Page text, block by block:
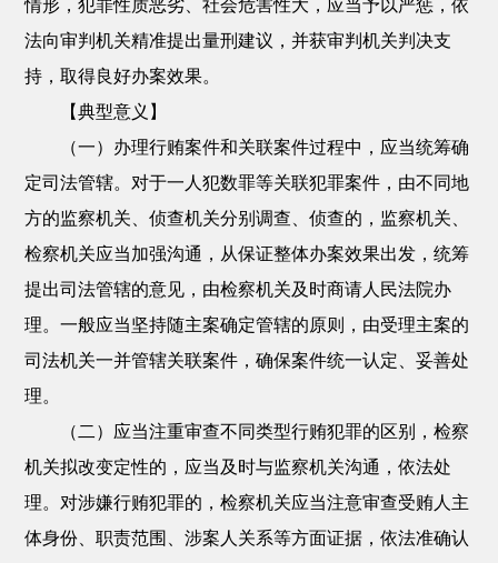
情形，犯罪性质恶劣、社会危害性大，应当予以严惩，依
法向审判机关精准提出量刑建议，并获审判机关判决支
持，取得良好办案效果。
【典型意义】
（一）办理行贿案件和关联案件过程中，应当统筹确
定司法管辖。对于一人犯数罪等关联犯罪案件，由不同地
方的监察机关、侦查机关分别调查、侦查的，监察机关、
检察机关应当加强沟通，从保证整体办案效果出发，统筹
提出司法管辖的意见，由检察机关及时商请人民法院办
理。一般应当坚持随主案确定管辖的原则，由受理主案的
司法机关一并管辖关联案件，确保案件统一认定、妥善处
理。
（二）应当注重审查不同类型行贿犯罪的区别，检察
机关拟改变定性的，应当及时与监察机关沟通，依法处
理。对涉嫌行贿犯罪的，检察机关应当注意审查受贿人主
体身份、职责范围、涉案人关系等方面证据，依法准确认